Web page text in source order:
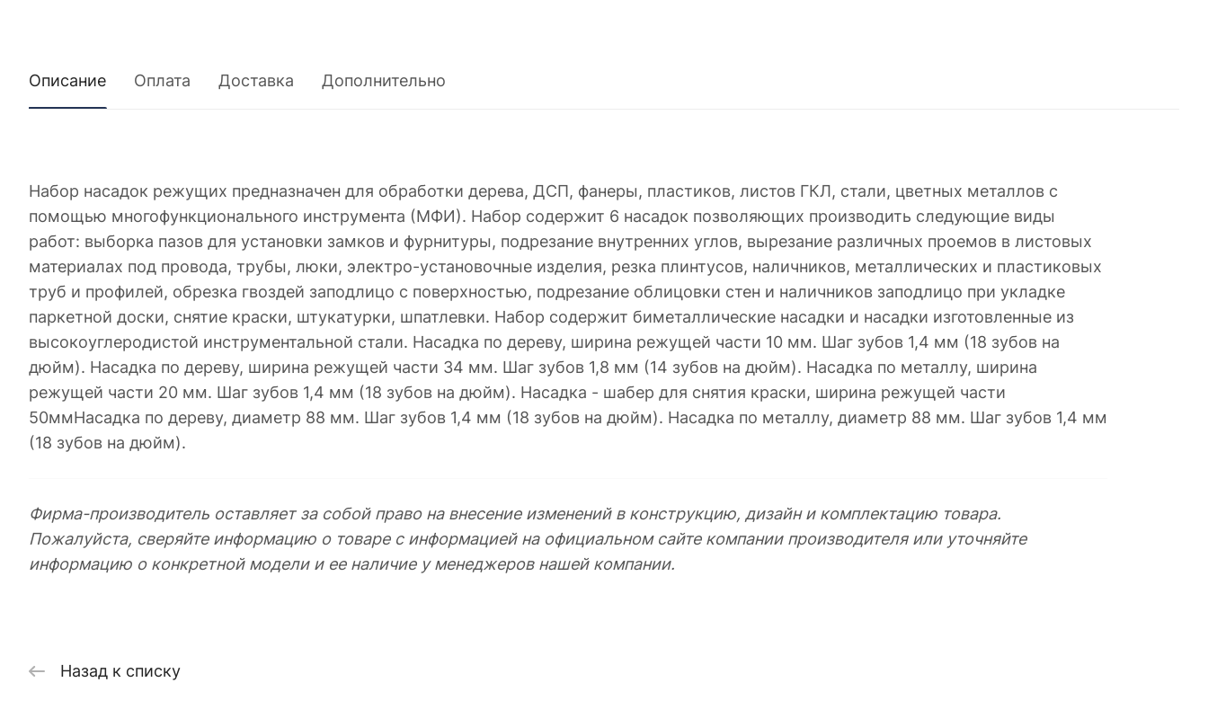
Описание Оплата Доставка Дополнительно
Набор насадок режущих предназначен для обработки дерева, ДСП, фанеры, пластиков, листов ГКЛ, стали, цветных металлов с
помощью многофункционального инструмента (МФИ). Набор содержит 6 насадок позволяющих производить следующие виды
работ: выборка пазов для установки замков и фурнитуры, подрезание внутренних углов, вырезание различных проемов в листовых
материалах под провода, трубы, люки, электро-установочные изделия, резка плинтусов, наличников, металлических и пластиковых
труб и профилей, обрезка гвоздей заподлицо с поверхностью, подрезание облицовки стен и наличников заподлицо при укладке
паркетной доски, снятие краски, штукатурки, шпатлевки. Набор содержит биметаллические насадки и насадки изготовленные из
высокоуглеродистой инструментальной стали. Насадка по дереву, ширина режущей части 10 мм. Шаг зубов 1,4 мм (18 зубов на
дюйм). Насадка по дереву, ширина режущей части 34 мм. Шаг зубов 1,8 мм (14 зубов на дюйм). Насадка по металлу, ширина
режущей части 20 мм. Шаг зубов 1,4 мм (18 зубов на дюйм). Насадка - шабер для снятия краски, ширина режущей части
50ммНасадка по дереву, диаметр 88 мм. Шаг зубов 1,4 мм (18 зубов на дюйм). Насадка по металлу, диаметр 88 мм. Шаг зубов 1,4 мм
(18 зубов на дюйм).
Фирма-производитель оставляет за собой право на внесение изменений в конструкцию, дизайн и комплектацию товара.
Пожалуйста, сверяйте информацию о товаре с информацией на официальном сайте компании производителя или уточняйте
информацию о конкретной модели и ее наличие у менеджеров нашей компании.
Назад к списку